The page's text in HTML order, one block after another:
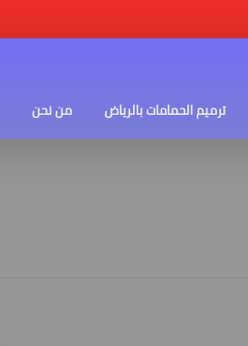
ترميم الحمامات بالرياض من نحن